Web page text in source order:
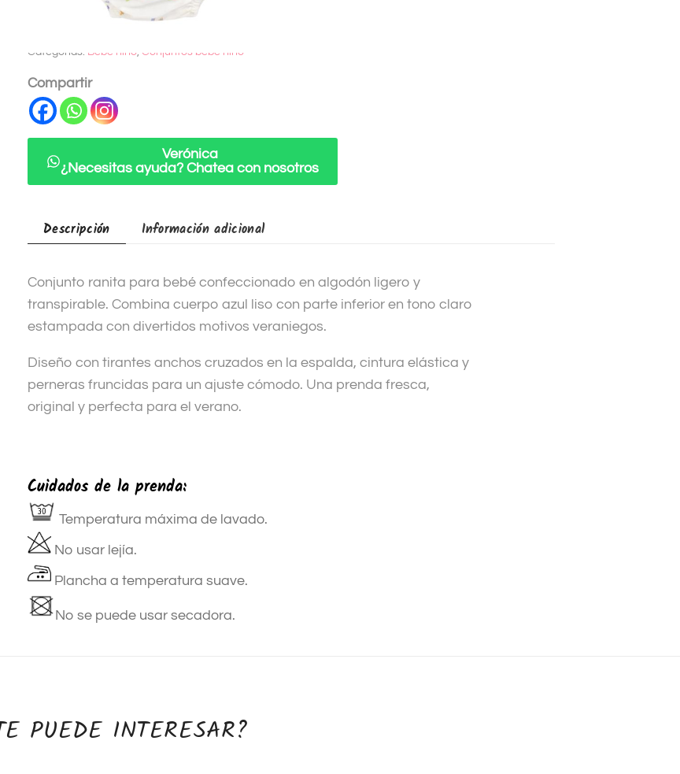
r
n
a
t
e
Categorías: Bebé niño Conjuntos bebe niño
Compartir
Verónica
¿Necesitas ayuda? Chatea con nosotros
Descripción Información adicional
Conjunto ranita para bebé confeccionado en algodón ligero y
transpirable. Combina cuerpo azul liso con parte inferior en tono claro
estampada con divertidos motivos veraniegos.
Diseño con tirantes anchos cruzados en la espalda, cintura elástica y
perneras fruncidas para un ajuste cómodo. Una prenda fresca,
original y perfecta para el verano.
Cuidados de la prenda:
Temperatura máxima de lavado.
No usar lejía.
Plancha a temperatura suave.
No se puede usar secadora.
PUEDE INTERESAR?